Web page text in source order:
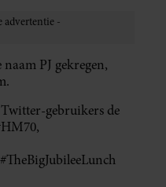
PJ gekregen,
gebruikers de